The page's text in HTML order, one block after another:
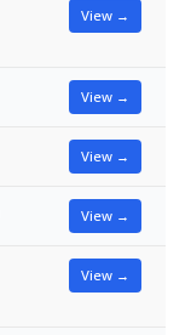
View →
View →
View →
View →
View →